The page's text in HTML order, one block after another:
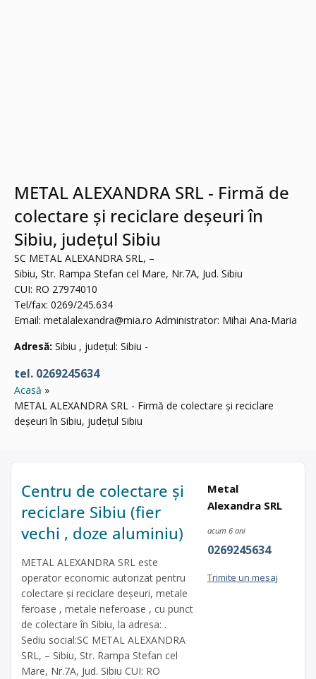
METAL ALEXANDRA SRL - Firmă de
colectare și reciclare deșeuri în
Sibiu, județul Sibiu
SC METAL ALEXANDRA SRL, –
Sibiu, Str. Rampa Stefan cel Mare, Nr.7A, Jud. Sibiu
CUI: RO 27974010
Tel/fax: 0269/245.634
Email: metalalexandra@mia.ro Administrator: Mihai Ana-Maria
Adresă: Sibiu , județul: Sibiu -
tel. 0269245634
Acasă
METAL ALEXANDRA SRL - Firmă de colectare și reciclare
deșeuri în Sibiu, județul Sibiu
Centru de colectare și
reciclare Sibiu (fier
vechi , doze aluminiu)
METAL ALEXANDRA SRL este
operator economic autorizat pentru
colectare și reciclare deșeuri, metale
feroase , metale neferoase , cu punct
de colectare în Sibiu, la adresa: .
Sediu social:SC METAL ALEXANDRA
SRL, – Sibiu, Str. Rampa Stefan cel
Mare, Nr.7A, Jud. Sibiu CUI: RO
Metal
Alexandra SRL
acum 6 ani
0269245634
Trimite un mesaj